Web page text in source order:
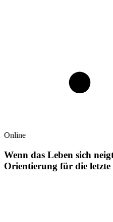
Online
Wenn das Leben sich
Orientierung für die letzte